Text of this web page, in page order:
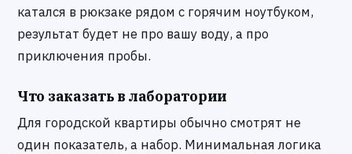
катался в рюкзаке рядом с горячим ноутбуком,
результат будет не про вашу воду, а про
приключения пробы.
Что заказать в лаборатории
Для городской квартиры обычно смотрят не
один показатель, а набор. Минимальная логика